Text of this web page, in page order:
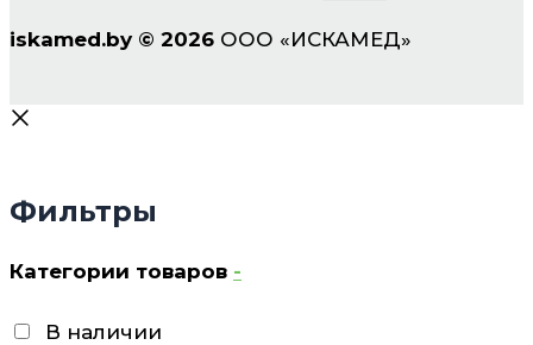
iskamed.by © 2026 ООО «ИСКАМЕД»
Фильтры
Категории товаров -
В наличии